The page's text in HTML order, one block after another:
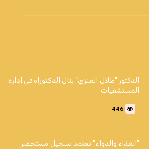
الدكتور "طلال العنزي" ينال الدكتوراه في إدارة
المستشفيات
446
"الغذاء والدواء" تعتمد تسجيل مستحضر